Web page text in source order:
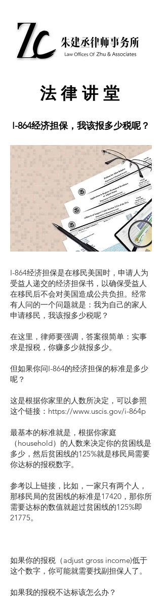
​法律讲堂
I-864经济担保，我该报多少税呢？
I-864经济担保是在移民美国时，申请人为
受益人递交的经济担保书，以确保受益人
在移民后不会对美国造成公共负担。经常
有人问的一个问题就是：我为自己的家人
申请移民，我该报多少税呢？
在这里，律师要强调，答案很简单：实事
求是报税，你赚多少就报多少。
但如果你问I-864的经济担保的标准是多少
呢？
这是根据你家里的人数所决定，可以参照
这个链接： https://www.uscis.gov/i-864p
最基本的标准就是，根据你家庭
（household）的人数来决定你的贫困线是
多少，然后贫困线的125%就是移民局需要
你达标的报税数字。
参考以上链接，比如，一家只有两个人，
那移民局的贫困线的标准是17420，那你所
需要达标的数值就超过贫困线的125%即
21775。
如果你的报税（adjust gross income)低于
这个数字，你可能就需要找副担保人了。
如果我的报税不达标该怎么办？